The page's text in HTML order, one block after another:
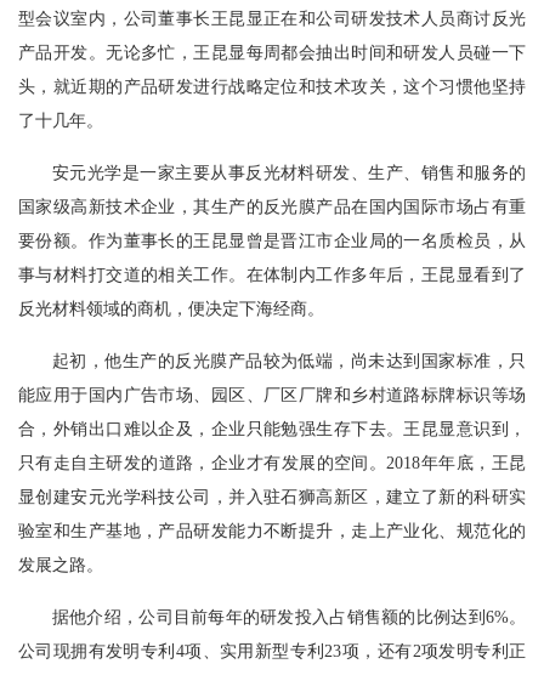
型会议室内，公司董事长王昆显正在和公司研发技术人员商讨反光
产品开发。无论多忙，王昆显每周都会抽出时间和研发人员碰一下
头，就近期的产品研发进行战略定位和技术攻关，这个习惯他坚持
了十几年。
安元光学是一家主要从事反光材料研发、生产、销售和服务的
国家级高新技术企业，其生产的反光膜产品在国内国际市场占有重
要份额。作为董事长的王昆显曾是晋江市企业局的一名质检员，从
事与材料打交道的相关工作。在体制内工作多年后，王昆显看到了
反光材料领域的商机，便决定下海经商。
起初，他生产的反光膜产品较为低端，尚未达到国家标准，只
能应用于国内广告市场、园区、厂区厂牌和乡村道路标牌标识等场
合，外销出口难以企及，企业只能勉强生存下去。王昆显意识到，
只有走自主研发的道路，企业才有发展的空间。2018年年底，王昆
显创建安元光学科技公司，并入驻石狮高新区，建立了新的科研实
验室和生产基地，产品研发能力不断提升，走上产业化、规范化的
发展之路。
据他介绍，公司目前每年的研发投入占销售额的比例达到6%。
公司现拥有发明专利4项、实用新型专利23项，还有2项发明专利正